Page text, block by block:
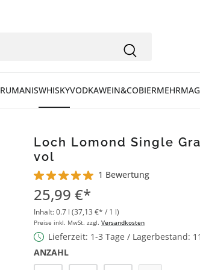
RUMANISWHISKYVODKAWEIN&COBIERMEHR
Loch Lomond Single
vol
Durchschnittliche Bewertung von 5 von
1 Bewertung
25,99 €*
Inhalt:0.7 l (37,13 €* / 1 l)
Preise inkl. MwSt. zzgl. Versandkosten
Lieferzeit: 1-3 Tage / Lagerbestand: 11
ANZAHL